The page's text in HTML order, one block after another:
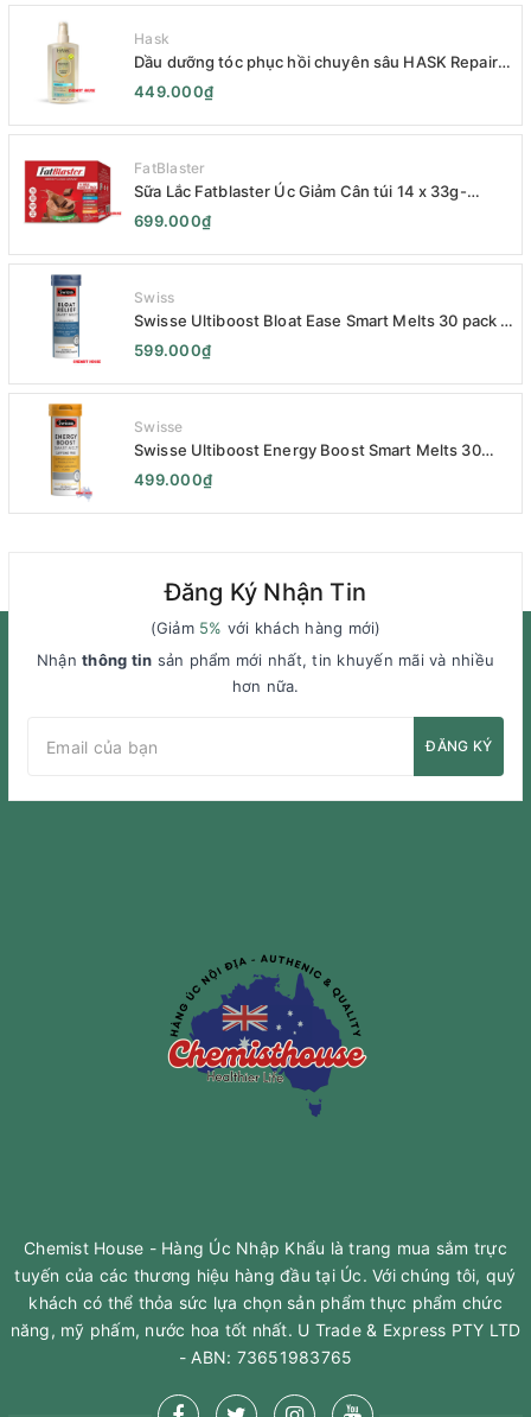
Hask
Dầu dưỡng tóc phục hồi chuyên sâu HASK Repair
Series 120mL- HASK Repair Series Intensive Repair
449.000₫
FatBlaster
Sữa Lắc Fatblaster Úc Giảm Cân túi 14 x 33g-
Naturopathica Fatblaster Weight Loss Shake
Variety Pack 14 x 33g - Sữa Giảm Cân
699.000₫
Swiss
Swisse Ultiboost Bloat Ease Smart Melts 30 pack -
Kẹo Ngậm Giảm Đầy Hơi Táo Bón Kèm Men Tiêu
Hóa - Swisse Bloat Relief Smart Melt 30 Viên
599.000₫
Swisse
Swisse Ultiboost Energy Boost Smart Melts 30
pack - Viên uống Tăng cường năng lượng tan chảy
thông minh 30 viên
499.000₫
Đăng Ký Nhận Tin
(Giảm 5% với khách hàng mới)
Nhậnthông tin sản phẩm mới nhất, tin khuyến mãi và nhiều
hơn nữa.
ĐĂNG KÝ
Chemist House - Hàng Úc Nhập Khẩu là trang mua sắm trực
tuyến của các thương hiệu hàng đầu tại Úc. Với chúng tôi, quý
khách có thể thỏa sức lựa chọn sản phẩm thực phẩm chức
năng, mỹ phấm, nước hoa tốt nhất. U Trade & Express PTY LTD
- ABN: 73651983765